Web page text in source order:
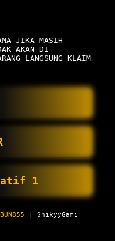
JIKA MASIH
AKAN DI
LANGSUNG KLAIM
1
| ShikyyGami